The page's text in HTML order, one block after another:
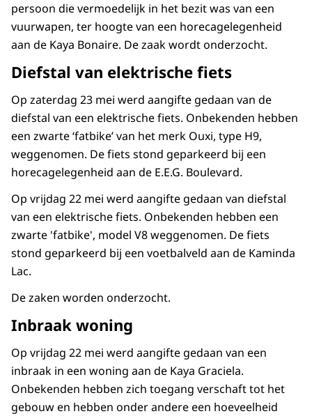
persoon die vermoedelijk in het bezit was van een
vuurwapen, ter hoogte van een horecagelegenheid
aan de Kaya Bonaire. De zaak wordt onderzocht.
Diefstal van elektrische fiets
Op zaterdag 23 mei werd aangifte gedaan van de
diefstal van een elektrische fiets. Onbekenden hebben
een zwarte ‘fatbike’ van het merk Ouxi, type H9,
weggenomen. De fiets stond geparkeerd bij een
horecagelegenheid aan de E.E.G. Boulevard.
Op vrijdag 22 mei werd aangifte gedaan van diefstal
van een elektrische fiets. Onbekenden hebben een
zwarte 'fatbike', model V8 weggenomen. De fiets
stond geparkeerd bij een voetbalveld aan de Kaminda
Lac.
De zaken worden onderzocht.
Inbraak woning
Op vrijdag 22 mei werd aangifte gedaan van een
inbraak in een woning aan de Kaya Graciela.
Onbekenden hebben zich toegang verschaft tot het
gebouw en hebben onder andere een hoeveelheid